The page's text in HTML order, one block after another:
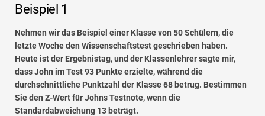
Beispiel 1
Nehmen wir das Beispiel einer Klasse von 50 Schülern, die
letzte Woche den Wissenschaftstest geschrieben haben.
Heute ist der Ergebnistag, und der Klassenlehrer sagte mir,
dass John im Test 93 Punkte erzielte, während die
durchschnittliche Punktzahl der Klasse 68 betrug. Bestimmen
Sie den Z-Wert für Johns Testnote, wenn die
Standardabweichung 13 beträgt.